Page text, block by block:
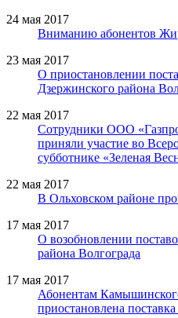
24 мая 2017
Вниманию абонентов
23 мая 2017
О приостановлении
Дзержинского района
22 мая 2017
Сотрудники ООО
приняли участие во
субботнике «Зеленая
22 мая 2017
В Ольховском районе
17 мая 2017
О возобновлении
района Волгограда
17 мая 2017
Абонентам
приостановлена поставка